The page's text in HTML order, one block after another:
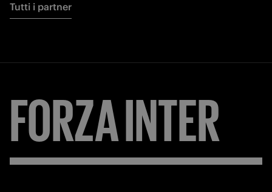
Tutti i partner
FORZAINTER